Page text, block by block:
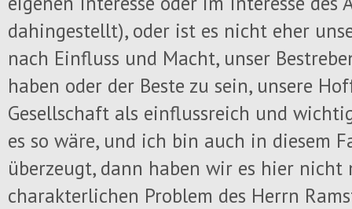
dahingestellt), oder ist es nicht eher
nach Einfluss und Macht, unser
haben oder der Beste zu sein, unsere
Gesellschaft als einflussreich und
es so wäre, und ich bin auch in diesem
überzeugt, dann haben wir es hier nicht
charakterlichen Problem des Herrn